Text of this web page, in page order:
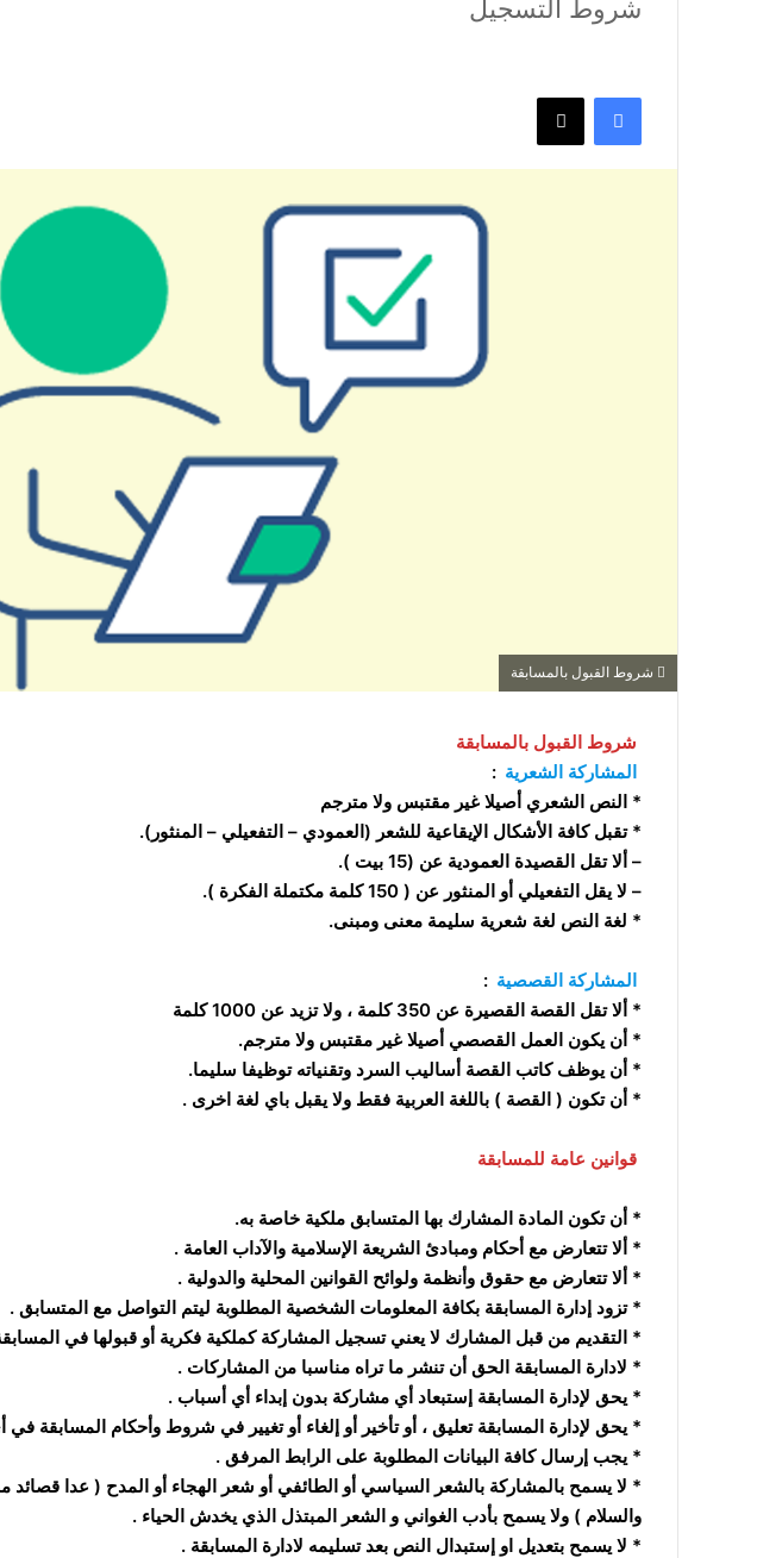
شروط التسجيل
فيسبوك ‫X
شروط القبول بالمسابقة
شروط القبول بالمسابقة
المشاركة الشعرية :
* النص الشعري أصيلا غير مقتبس ولا مترجم
* تقبل كافة الأشكال الإيقاعية للشعر (العمودي – التفعيلي – المنثور).
– ألا تقل القصيدة العمودية عن (15 بيت ).
– لا يقل التفعيلي أو المنثور عن ( 150 كلمة مكتملة الفكرة ).
* لغة النص لغة شعرية سليمة معنى ومبنى.
المشاركة القصصية :
* ألا تقل القصة القصيرة عن 350 كلمة ، ولا تزيد عن 1000 كلمة
* أن يكون العمل القصصي أصيلا غير مقتبس ولا مترجم.
* أن يوظف كاتب القصة أساليب السرد وتقنياته توظيفا سليما.
* أن تكون ( القصة ) باللغة العربية فقط ولا يقبل باي لغة اخرى .
قوانين عامة للمسابقة
* أن تكون المادة المشارك بها المتسابق ملكية خاصة به.
* ألا تتعارض مع أحكام ومبادئ الشريعة الإسلامية والآداب العامة .
* ألا تتعارض مع حقوق وأنظمة ولوائح القوانين المحلية والدولية .
* تزود إدارة المسابقة بكافة المعلومات الشخصية المطلوبة ليتم التواصل مع المتسابق .
* التقديم من قبل المشارك لا يعني تسجيل المشاركة كملكية فكرية أو قبولها في
* لادارة المسابقة الحق أن تنشر ما تراه مناسبا من المشاركات .
* يحق لإدارة المسابقة إستبعاد أي مشاركة بدون إبداء أي أسباب .
* يحق لإدارة المسابقة تعليق ، أو تأخير أو إلغاء أو تغيير في شروط وأحكام
* يجب إرسال كافة البيانات المطلوبة على الرابط المرفق .
* لا يسمح بالمشاركة بالشعر السياسي أو الطائفي أو شعر الهجاء أو المدح ( عدا قصائد
والسلام ) ولا يسمح بأدب الغواني و الشعر المبتذل الذي يخدش الحياء .
* لا يسمح بتعديل او إستبدال النص بعد تسليمه لادارة المسابقة .